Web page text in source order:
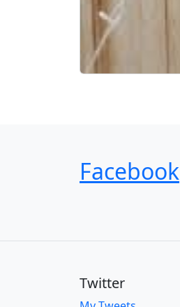
Facebook
Twitter